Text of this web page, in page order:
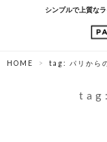
シンプルで上質な
HOME tag: パリから